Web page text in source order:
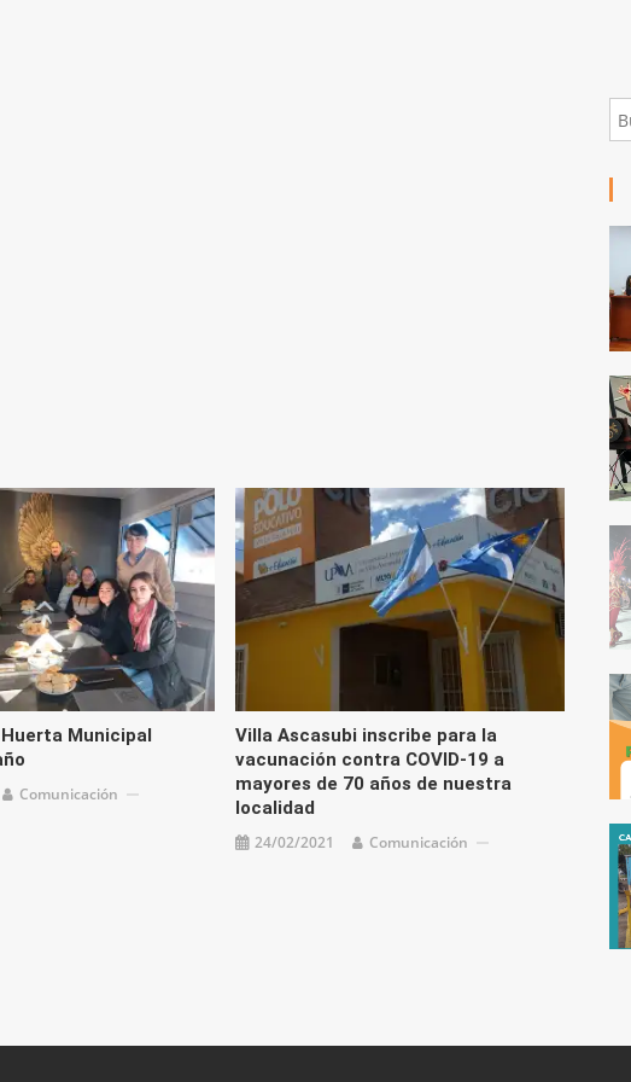
Municipal
Comunicación
Villa Ascasubi inscribe para la
vacunación contra COVID-19 a
mayores de 70 años de nuestra
localidad
24/02/2021 Comunicación